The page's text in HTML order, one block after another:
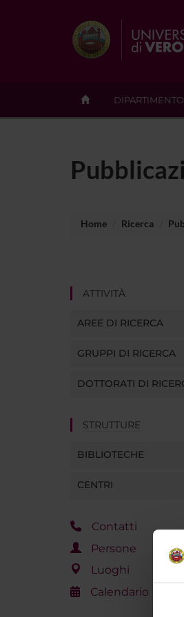
DIPARTIMENTO
Home Ricerca
ATTIVITÀ
AREE DI RICERCA
GRUPPI DI RICERCA
DOTTORATI DI
STRUTTURE
BIBLIOTECHE
CENTRI
Contatti
Persone
Luoghi
Calendario